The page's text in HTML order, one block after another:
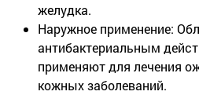
желудка.
Наружное применение:
антибактериальным
применяют для лечения
кожных заболеваний.